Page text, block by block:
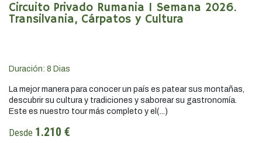
Circuito Privado Rumania 1 Semana 2026.
Transilvania, Cárpatos y Cultura
Duración: 8 Dias
La mejor manera para conocer un país es patear sus montañas,
descubrir su cultura y tradiciones y saborear su gastronomía.
Este es nuestro tour más completo y el(...)
Desde 1.210 €